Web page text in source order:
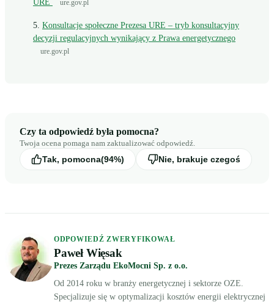
URE ure.gov.pl
Konsultacje społeczne Prezesa URE – tryb konsultacyjny
decyzji regulacyjnych wynikający z Prawa energetycznego
ure.gov.pl
Czy ta odpowiedź była pomocna?
Twoja ocena pomaga nam zaktualizować odpowiedź.
Tak, pomocna(94%) Nie, brakuje czegoś
ODPOWIEDŹ ZWERYFIKOWAŁ
Paweł Więsak
Prezes Zarządu EkoMocni Sp. z o.o.
Od 2014 roku w branży energetycznej i sektorze OZE.
Specjalizuje się w optymalizacji kosztów energii elektrycznej